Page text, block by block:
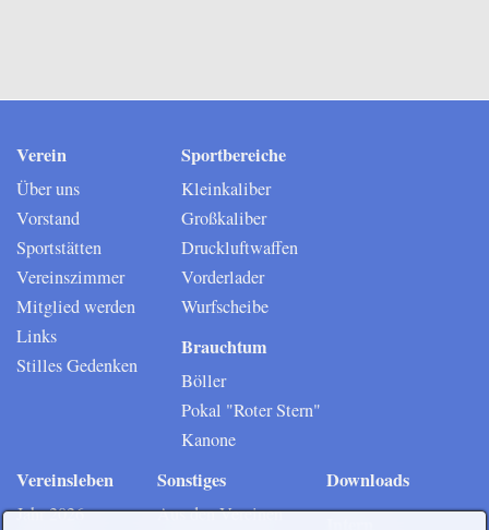
Vorstand
Verein
Über uns
Vorstand
Sportstätten
Vereinszimmer
Mitglied werden
Links
Stilles Gedenken
Sportbereiche
Kleinkaliber
Großkaliber
Druckluftwaffen
Vorderlader
Wurfscheibe
Brauchtum
Böller
Pokal "Roter Stern"
Kanone
Vereinsleben
Jahr 2026
Sonstiges
Aus den Vereinen
Downloads